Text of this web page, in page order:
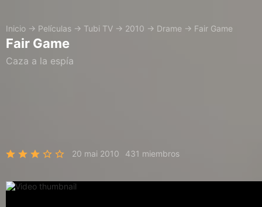
Inicio → Películas → Tubi TV → 2010 → Drame → Fair Game
Fair Game
Caza a la espía
20 mai 2010 431 miembros